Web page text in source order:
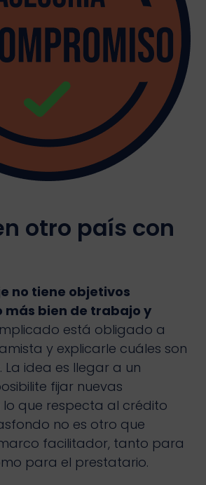
otro país con
no tiene objetivos
más bien de trabajo y
está obligado a
y explicarle cuáles son
La idea es llegar a un
fijar nuevas
lo que respecta al crédito
no es otro que
facilitador, tanto para
para el prestatario.